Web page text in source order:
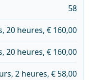
58
20 heures, € 160,00
20 heures, € 160,00
2 heures, € 58,00